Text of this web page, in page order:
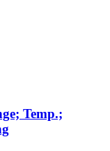
Temp.;